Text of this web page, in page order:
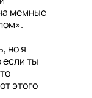
мемные
но я
ты
этого